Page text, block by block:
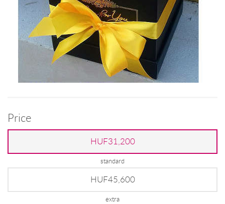
Price
HUF31,200
standard
HUF45,600
extra